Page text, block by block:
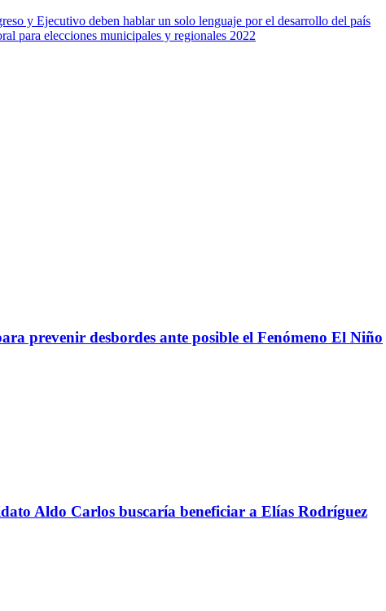
y Ejecutivo deben hablar un solo lenguaje por el desarrollo del país
para elecciones municipales y regionales 2022
prevenir desbordes ante posible el Fenómeno El Niño
Aldo Carlos buscaría beneficiar a Elías Rodríguez